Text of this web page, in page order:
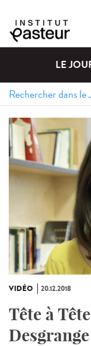
LE
VIDÉO 20.12.2018
Tête à